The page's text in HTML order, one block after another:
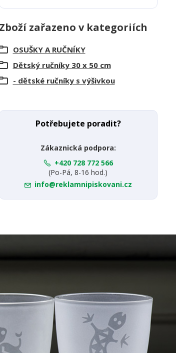
Zboží zařazeno v kategoriích
OSUŠKY A RUČNÍKY
Dětský ručníky 30 x 50 cm
- dětské ručníky s výšivkou
Potřebujete poradit?
Zákaznická podpora:
+420 728 772 566
(Po-Pá, 8-16 hod.)
info@reklamnipiskovani.cz